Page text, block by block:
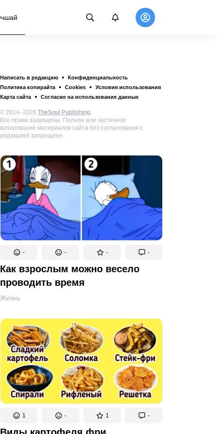
Написать в редакцию
Конфиденциальность
Политика копирайта
Cookies
Условия использования
Карта сайта
Согласие на использование данных
© 2014–2026 TheSoul Publishing.
Все права защищены. Полное или частичное
копирование материалов сайта без согласования с
редакцией запрещено.
- - - -
Как взрослым можно весело
проводить время
Жизнь
1 - 1 -